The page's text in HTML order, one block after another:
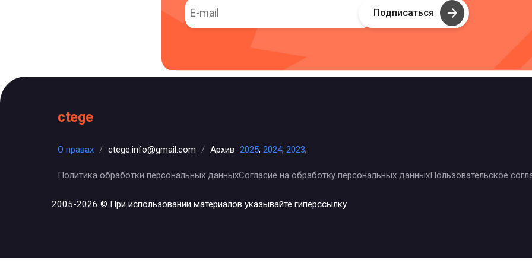
Подписаться
ctege
О правах / ctege.info@gmail.com / Архив 2025; 2024; 2023;
Политика обработки персональных данныхСогласие на обработку персональных данныхПользовательское
2005-2026 © При использовании материалов указывайте гиперссылку